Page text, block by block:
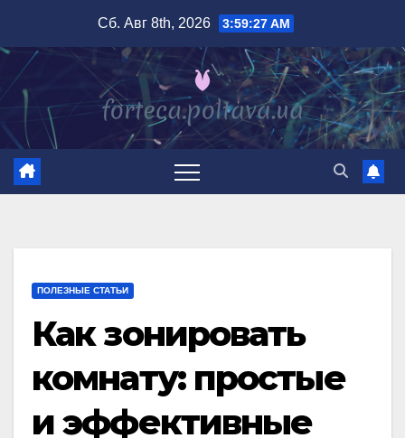
содержимому
Сб. Авг 8th, 2026 3:59:28 AM
ПОЛЕЗНЫЕ СТАТЬИ
Как зонировать
комнату: простые
и эффективные